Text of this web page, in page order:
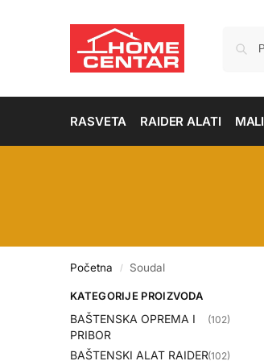
RASVETA RAIDER ALATI
Početna / Soudal
KATEGORIJE PROIZVODA
BAŠTENSKA OPREMA I
PRIBOR
(102)
BAŠTENSKI ALAT RAIDER(102)